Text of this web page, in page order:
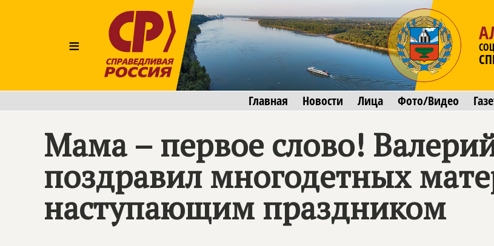
≡
Главная Новости Лица Фото/Видео
Мама – первое слово!
поздравил многодетных
наступающим праздником